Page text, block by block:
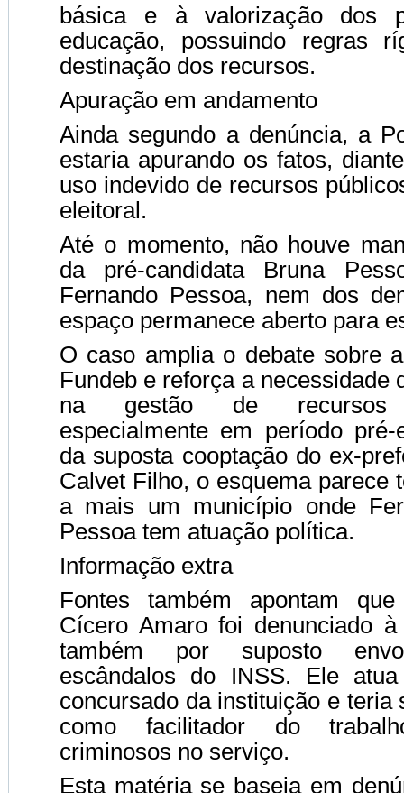
básica e à valorização dos
educação, possuindo regras
destinação dos recursos.
Apuração em andamento
Ainda segundo a denúncia, a
estaria apurando os fatos,
uso indevido de recursos
eleitoral.
Até o momento, não houve
da pré-candidata Bruna
Fernando Pessoa, nem dos
espaço permanece aberto para
O caso amplia o debate sobre
Fundeb e reforça a necessidade
na gestão de recursos
especialmente em período pré-
da suposta cooptação do ex-
Calvet Filho, o esquema parece
a mais um município onde
Pessoa tem atuação política.
Informação extra
Fontes também apontam
Cícero Amaro foi denunciado
também por suposto
escândalos do INSS. Ele
concursado da instituição e teria
como facilitador do
criminosos no serviço.
Esta matéria se baseia em